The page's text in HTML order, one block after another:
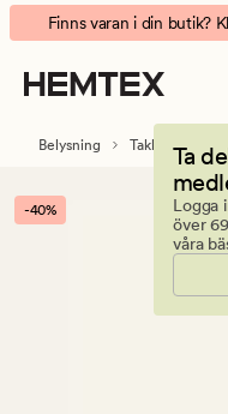
Aurelia
taklampa
natur
Animerad
banner.
Klicka
på
att
pausa.
Finns varan i din butik?
Ta
Logga
över
våra
Belysning Taklampor
-40%